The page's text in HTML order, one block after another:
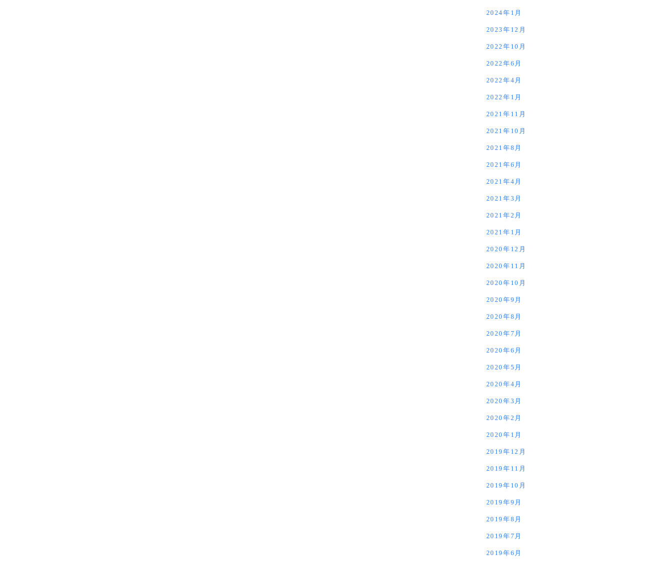
2024年1月
2023年12月
2022年10月
2022年6月
2022年4月
2022年1月
2021年11月
2021年10月
2021年8月
2021年6月
2021年4月
2021年3月
2021年2月
2021年1月
2020年12月
2020年11月
2020年10月
2020年9月
2020年8月
2020年7月
2020年6月
2020年5月
2020年4月
2020年3月
2020年2月
2020年1月
2019年12月
2019年11月
2019年10月
2019年9月
2019年8月
2019年7月
2019年6月